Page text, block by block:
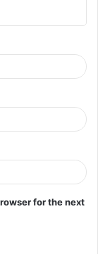
for the next